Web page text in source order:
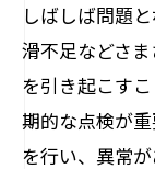
しばしば問題
滑不足などさ
を引き起こす
期的な点検が
を行い、異常